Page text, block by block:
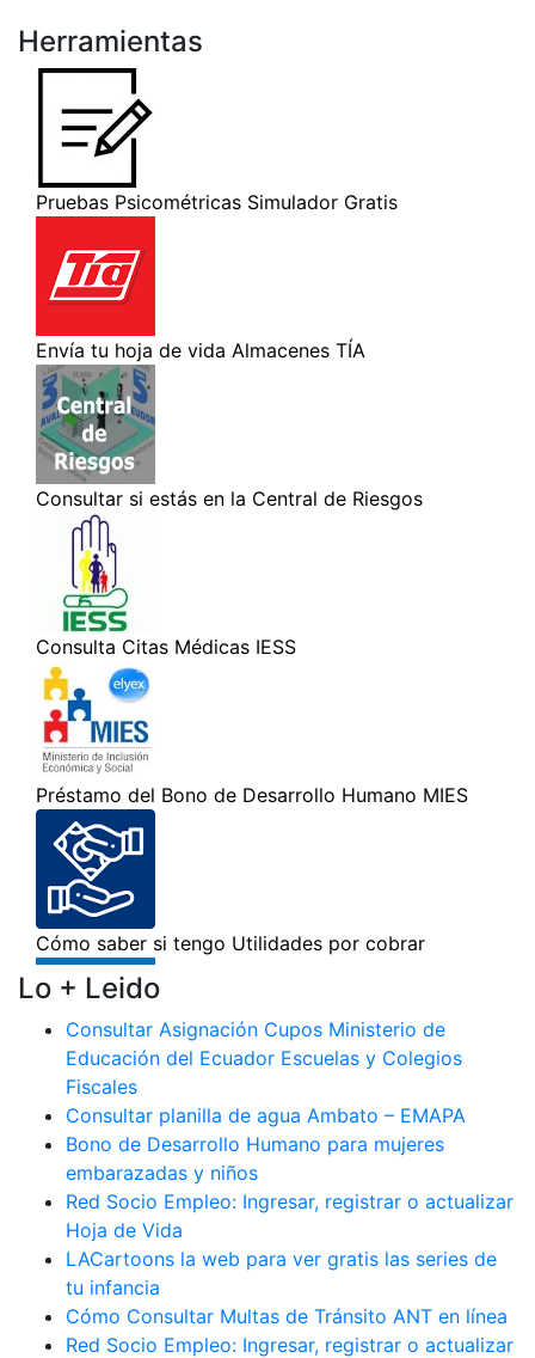
Herramientas
Lo + Leido
Consultar Asignación Cupos Ministerio de
Educación del Ecuador Escuelas y Colegios
Fiscales
Consultar planilla de agua Ambato – EMAPA
Bono de Desarrollo Humano para mujeres
embarazadas y niños
Red Socio Empleo: Ingresar, registrar o actualizar
Hoja de Vida
LACartoons la web para ver gratis las series de
tu infancia
Cómo Consultar Multas de Tránsito ANT en línea
Red Socio Empleo: Ingresar, registrar o actualizar